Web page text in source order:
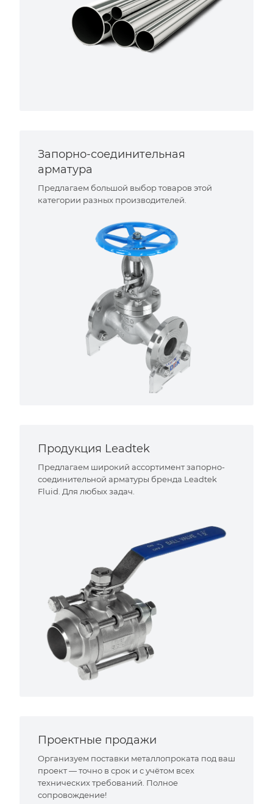
Запорно-соединительная
арматура
Предлагаем большой выбор товаров этой
категории разных производителей.
Продукция Leadtek
Предлагаем широкий ассортимент запорно-
соединительной арматуры бренда Leadtek
Fluid. Для любых задач.
Проектные продажи
Организуем поставки металлопроката под ваш
проект — точно в срок и с учётом всех
технических требований. Полное
сопровождение!